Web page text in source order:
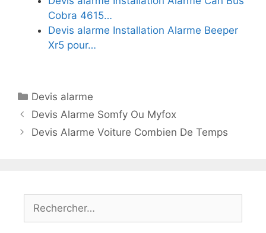
Cobra 4615…
Devis alarme Installation Alarme Beeper
Xr5 pour…
Catégories
Devis alarme
Devis Alarme Somfy Ou Myfox
Devis Alarme Voiture Combien De Temps
Rechercher :